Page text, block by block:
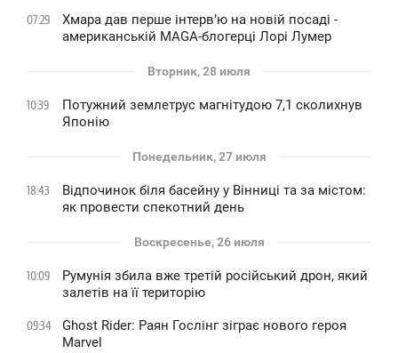
07:29
Хмара дав перше інтервʼю на новій посаді -
американській MAGA-блогерці Лорі Лумер
Вторник, 28 июля
10:39
Потужний землетрус магнітудою 7,1 сколихнув
Японію
Понедельник, 27 июля
18:43
Відпочинок біля басейну у Вінниці та за містом:
як провести спекотний день
Воскресенье, 26 июля
10:09
Румунія збила вже третій російський дрон, який
залетів на її територію
09:34
Ghost Rider: Раян Гослінг зіграє нового героя
Marvel